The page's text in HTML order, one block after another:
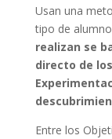
Usan una
tipo de
realizan se
directo de
Entre los